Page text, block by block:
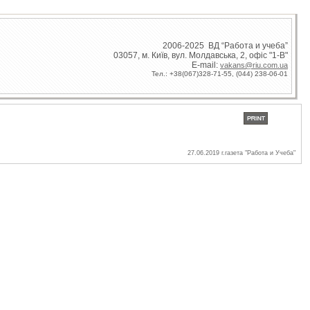
2006-2025 ВД “Работа и учеба”
03057, м. Київ, вул. Молдавська, 2, офіс "1-В"
E-mail: vakans@riu.com.ua
Тел.: +38(067)328-71-55, (044) 238-06-01
27.06.2019 г.газета "Работа и Учеба"